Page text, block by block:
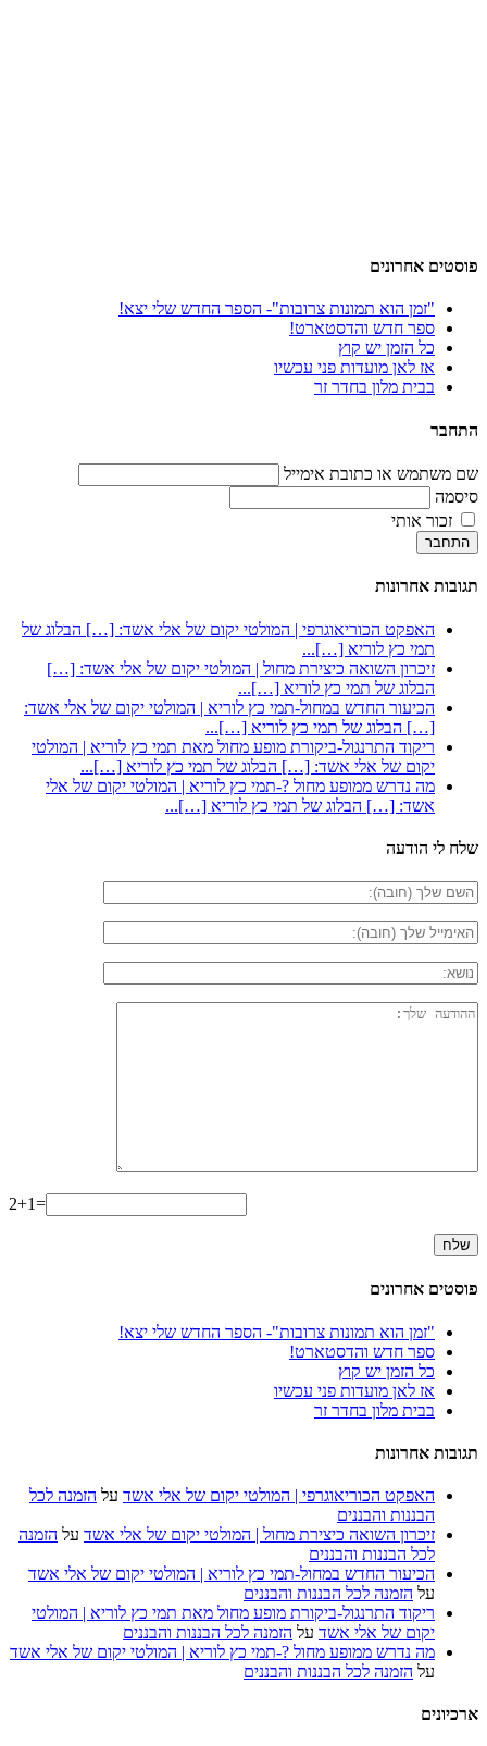
פוסטים אחרונים
"זמן הוא תמונות צרובות"- הספר החדש שלי יצא!
ספר חדש והדסטארט!
כל הזמן יש קוץ
אז לאן מועדות פני עכשיו
בבית מלון בחדר זר
התחבר
שם משתמש או כתובת אימייל
סיסמה
זכור אותי
התחבר
תגובות אחרונות
האפקט הכוריאוגרפי | המולטי יקום של אלי אשד: […] הבלוג של
תמי כץ לוריא […]...
זיכרון השואה כיצירת מחול | המולטי יקום של אלי אשד: […]
הבלוג של תמי כץ לוריא […]...
הכיעור החדש במחול-תמי כץ לוריא | המולטי יקום של אלי אשד:
[…] הבלוג של תמי כץ לוריא […]...
ריקוד התרנגול-ביקורת מופע מחול מאת תמי כץ לוריא | המולטי
יקום של אלי אשד: […] הבלוג של תמי כץ לוריא […]...
מה נדרש ממופע מחול ?-תמי כץ לוריא | המולטי יקום של אלי
אשד: […] הבלוג של תמי כץ לוריא […]...
שלח לי הודעה
2+1=
פוסטים אחרונים
"זמן הוא תמונות צרובות"- הספר החדש שלי יצא!
ספר חדש והדסטארט!
כל הזמן יש קוץ
אז לאן מועדות פני עכשיו
בבית מלון בחדר זר
תגובות אחרונות
האפקט הכוריאוגרפי | המולטי יקום של אלי אשד על הזמנה לכל
הבננות והבננים
זיכרון השואה כיצירת מחול | המולטי יקום של אלי אשד על הזמנה
לכל הבננות והבננים
הכיעור החדש במחול-תמי כץ לוריא | המולטי יקום של אלי אשד
על הזמנה לכל הבננות והבננים
ריקוד התרנגול-ביקורת מופע מחול מאת תמי כץ לוריא | המולטי
יקום של אלי אשד על הזמנה לכל הבננות והבננים
מה נדרש ממופע מחול ?-תמי כץ לוריא | המולטי יקום של אלי אשד
על הזמנה לכל הבננות והבננים
ארכיונים